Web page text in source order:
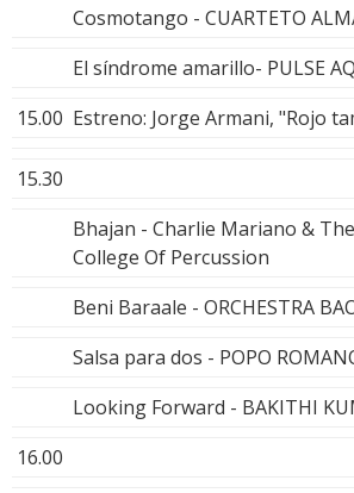
Cosmotango - CUARTETO
El síndrome amarillo- PULSE
15.00 Estreno: Jorge Armani, "Rojo
15.30
Bhajan - Charlie Mariano &
College Of Percussion
Beni Baraale - ORCHESTRA
Salsa para dos - POPO
Looking Forward - BAKITHI
16.00